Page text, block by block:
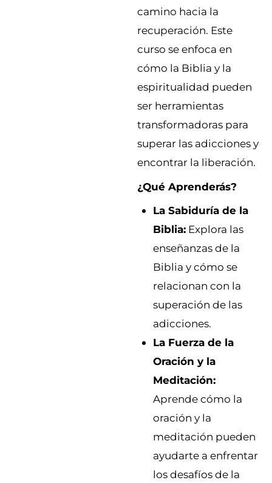
camino hacia la
recuperación. Este
curso se enfoca en
cómo la Biblia y la
espiritualidad pueden
ser herramientas
transformadoras para
superar las adicciones y
encontrar la liberación.
¿Qué Aprenderás?
La Sabiduría de la
Biblia: Explora las
enseñanzas de la
Biblia y cómo se
relacionan con la
superación de las
adicciones.
La Fuerza de la
Oración y la
Meditación:
Aprende cómo la
oración y la
meditación pueden
ayudarte a enfrentar
los desafíos de la